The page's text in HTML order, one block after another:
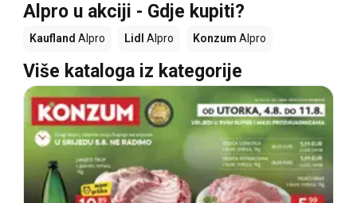
Alpro u akciji - Gdje kupiti?
Kaufland Alpro Lidl Alpro Konzum Alpro
Više kataloga iz kategorije